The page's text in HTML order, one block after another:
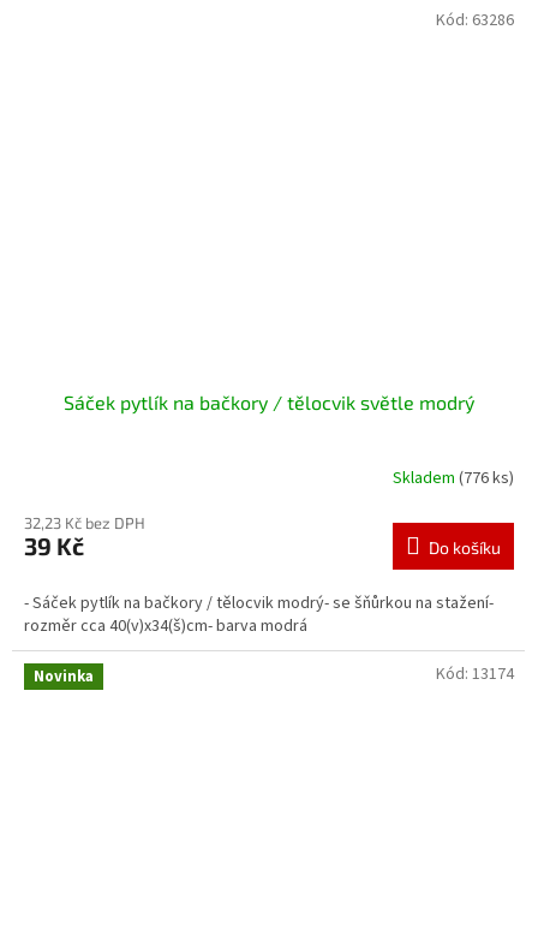
Sáček pytlík na bačkory / tělocvik světle modrý
Skladem (776 ks)
32,23 Kč bez DPH
39 Kč Do košíku
- Sáček pytlík na bačkory / tělocvik modrý- se šňůrkou na stažení-
rozměr cca 40(v)x34(š)cm- barva modrá
Kód: 63286
Novinka Kód: 13174